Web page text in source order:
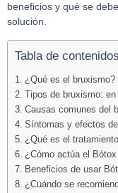
beneficios y qué se
solución.
Tabla de contenidos
¿Qué es el bruxismo?
Tipos de bruxismo:
Causas comunes del
Síntomas y efectos
¿Qué es el
¿Cómo actúa el
Beneficios de usar
¿Cuándo se